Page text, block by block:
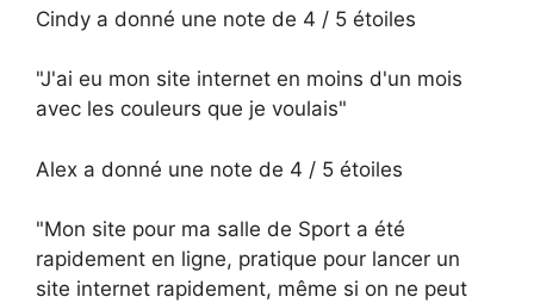
Cindy a donné une note de 4 / 5 étoiles
"J'ai eu mon site internet en moins d'un mois
avec les couleurs que je voulais"
Alex a donné une note de 4 / 5 étoiles
"Mon site pour ma salle de Sport a été
rapidement en ligne, pratique pour lancer un
site internet rapidement, même si on ne peut